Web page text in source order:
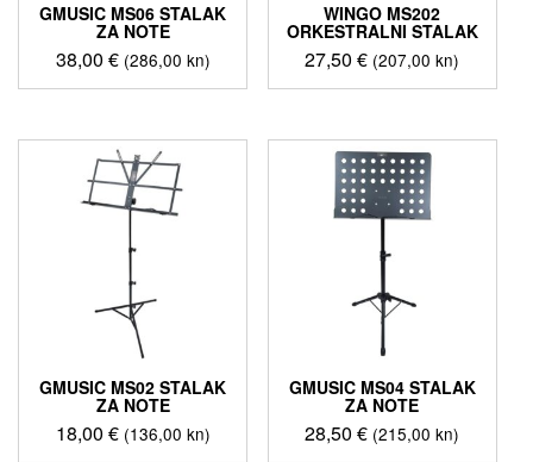
GMUSIC MS06 STALAK
ZA NOTE
38,00 € (286,00 kn)
WINGO MS202
ORKESTRALNI STALAK
27,50€ (207,00 kn)
GMUSIC MS02 STALAK
ZA NOTE
18,00 € (136,00 kn)
GMUSIC MS04 STALAK
ZA NOTE
28,50€ (215,00 kn)